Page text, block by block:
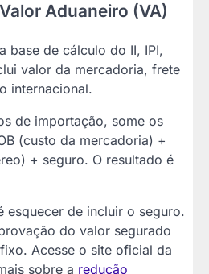
Aduaneiro (VA)
base de cálculo do II, IPI,
valor da mercadoria, frete
internacional.
de importação, some os
(custo da mercadoria) +
+ seguro. O resultado é
esquecer de incluir o seguro.
do valor segurado
Acesse o site oficial da
sobre a redução